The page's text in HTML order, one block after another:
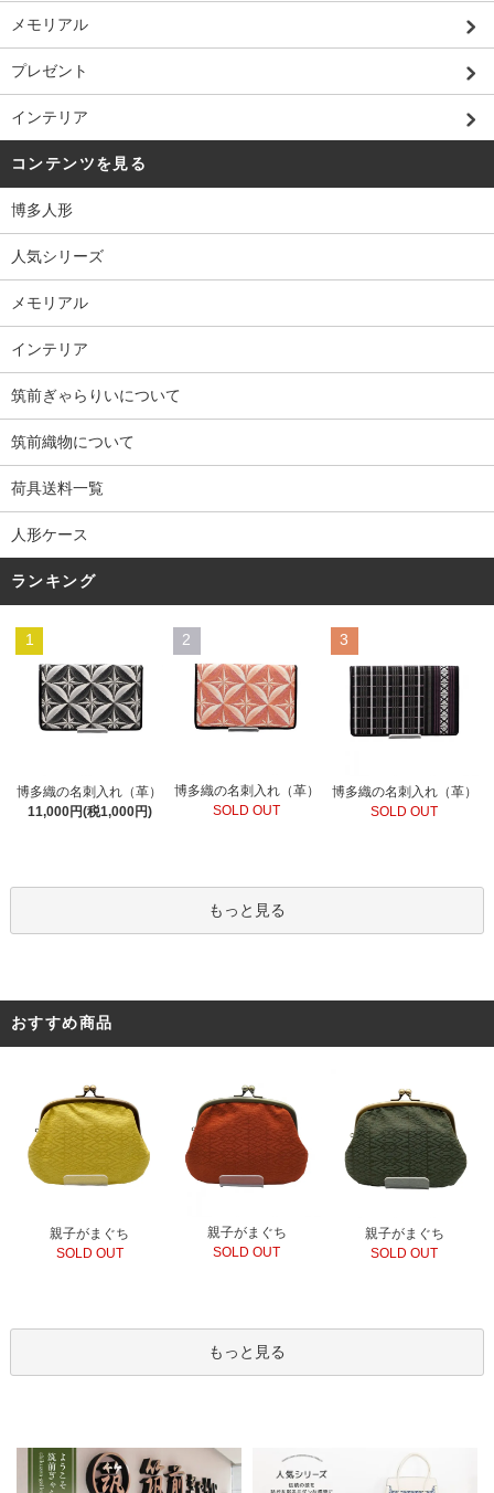
メモリアル
プレゼント
インテリア
コンテンツを見る
博多人形
人気シリーズ
メモリアル
インテリア
筑前ぎゃらりいについて
筑前織物について
荷具送料一覧
人形ケース
ランキング
1
博多織の名刺入れ（革）
11,000円(税1,000円)
2
博多織の名刺入れ（革）
SOLD OUT
3
博多織の名刺入れ（革）
SOLD OUT
もっと見る
おすすめ商品
親子がまぐち
SOLD OUT
親子がまぐち
SOLD OUT
親子がまぐち
SOLD OUT
もっと見る